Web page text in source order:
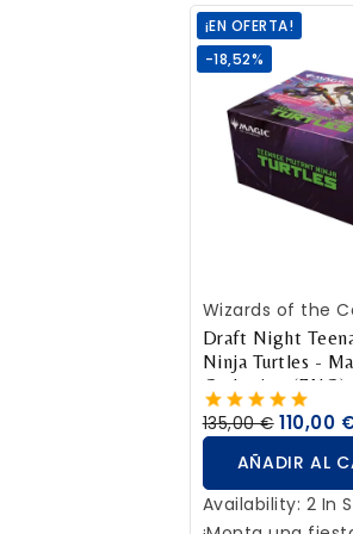
¡EN OFERTA!
-18,52%
AÑADIR AL
Wizards of the
Draft Night
Ninja Turtles -
Gathering (ENG)
135,00 € 110,00
AÑADIR AL
Availability: 2 In